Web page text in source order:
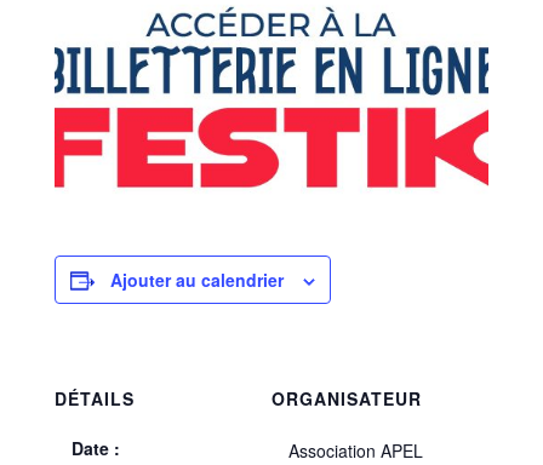
Ajouter au calendrier
DÉTAILS
Date :
ORGANISATEUR
Association APEL